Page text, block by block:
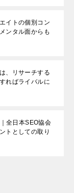
イトの個別コン
ンタル面からも
、リサーチする
ればライバルに
全日本SEO協会
トとしての取り